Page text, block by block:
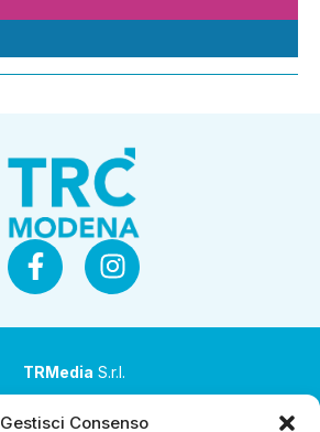
Gestisci Consenso
TRMedia S.r.l.